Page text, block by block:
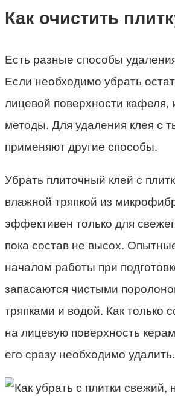
Как очистить
Есть разные способы
Если необходимо убрать
лицевой поверхности кафеля,
методы. Для удаления клея с
применяют другие способы.
Убрать плиточный клей с
влажной тряпкой из
эффективен только для
пока состав не высох.
началом работы при
запасаются чистыми
тряпками и водой. Как только
на лицевую поверхность
его сразу необходимо удалить.